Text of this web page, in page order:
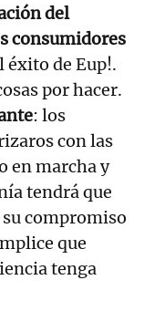
del
consumidores
de Eup!.
por hacer.
: los
con las
en marcha y
tendrá que
compromiso
que
tenga